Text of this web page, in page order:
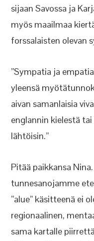
sijaan Savossa ja
myös maailmaa
forssalaisten olevan
”Sympatia ja
yleensä
aivan samanlaisia
englannin kielestä
lähtöisin.”
Pitää paikkansa
tunnesanojamme
”alue” käsitteenä ei
regionaalinen,
sama kartalle